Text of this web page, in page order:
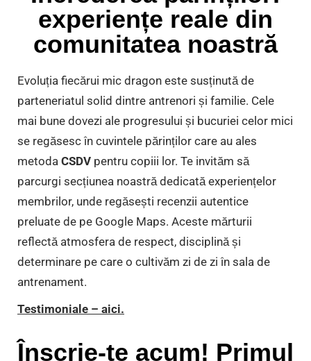
experiențe reale din
comunitatea noastră
Evoluția fiecărui mic dragon este susținută de
parteneriatul solid dintre antrenori și familie. Cele
mai bune dovezi ale progresului și bucuriei celor mici
se regăsesc în cuvintele părinților care au ales
metoda CSDV pentru copiii lor. Te invităm să
parcurgi secțiunea noastră dedicată experiențelor
membrilor, unde regăsești recenzii autentice
preluate de pe Google Maps. Aceste mărturii
reflectă atmosfera de respect, disciplină și
determinare pe care o cultivăm zi de zi în sala de
antrenament.
Testimoniale – aici.
Înscrie-te acum! Primul